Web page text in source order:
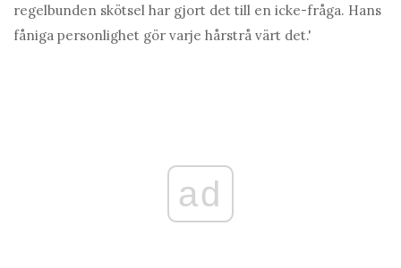
regelbunden skötsel har gjort det till en icke-fråga. Hans
fåniga personlighet gör varje hårstrå värt det.'
ad